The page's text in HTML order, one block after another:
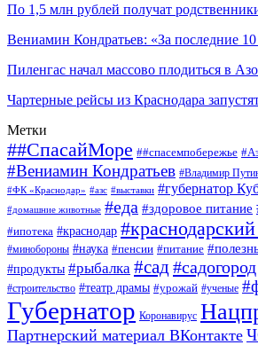
По 1,5 млн рублей получат
Вениамин Кондратьев: «За последние
Пиленгас начал массово плодиться в
Чартерные рейсы из Краснодара
Метки
##СпасайМоре ##спасемпобережье
#Вениамин Кондратьев #Владимир
#ФК «Краснодар» #азс #выставки #губернатор
#домашние животные #еда #здоровое питание
#ипотека #краснодар
#минобороны #наука #пенсии #питание
#продукты #рыбалка #сад #садогород
#строительство #театр драмы #урожай #ученые
Губернатор Коронавирус
Партнерский материал ВКонтакте